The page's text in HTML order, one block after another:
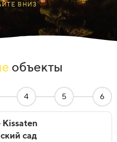
ВНИЗ
объекты
4 5 6
сад